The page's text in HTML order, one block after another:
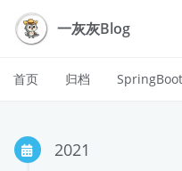
一灰灰Blog
首页 归档 SpringBoot
2021